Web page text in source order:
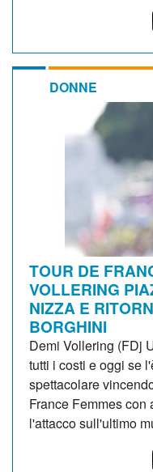
DONNE
TOUR DE
VOLLERING
NIZZA E
BORGHINI
Demi Vollering (FDj
tutti i costi e oggi se
spettacolare
France Femmes
l'attacco sull'ultimo